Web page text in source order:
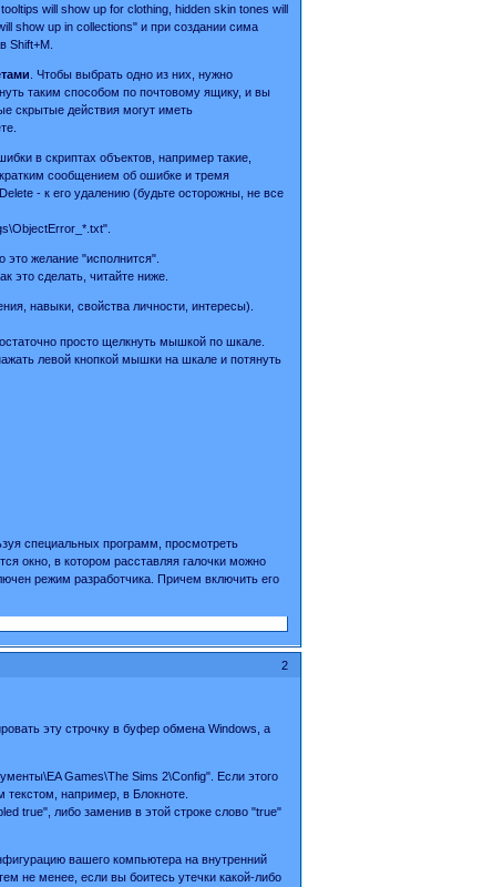
will show up for clothing, hidden skin tones will
show up in collections" и при создании сима
Shift+M.
. Чтобы выбрать одно из них, нужно
таким способом по почтовому ящику, и вы
скрытые действия могут иметь
в скриптах объектов, например такие,
сообщением об ошибке и тремя
- к его удалению (будьте осторожны, не все
желание "исполнится".
это сделать, читайте ниже.
навыки, свойства личности, интересы).
просто щелкнуть мышкой по шкале.
левой кнопкой мышки на шкале и потянуть
специальных программ, просмотреть
окно, в котором расставляя галочки можно
режим разработчика. Причем включить его
2
эту строчку в буфер обмена Windows, а
Games\The Sims 2\Config". Если этого
например, в Блокноте.
true", либо заменив в этой строке слово "true"
вашего компьютера на внутренний
не менее, если вы боитесь утечки какой-либо